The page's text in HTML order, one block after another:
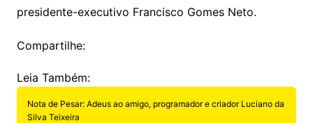
presidente-executivo Francisco Gomes Neto.
Compartilhe:
Leia Também:
Nota de Pesar: Adeus ao amigo, programador e criador Luciano da
Silva Teixeira